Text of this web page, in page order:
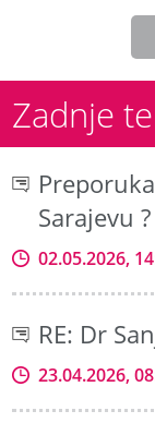
Zadnje
Sarajevu ?
02.05.2026,
RE: Dr
23.04.2026,